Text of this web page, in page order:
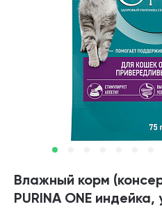
Влажный корм
PURINA ONE